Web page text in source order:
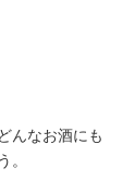
んなお酒にも
。